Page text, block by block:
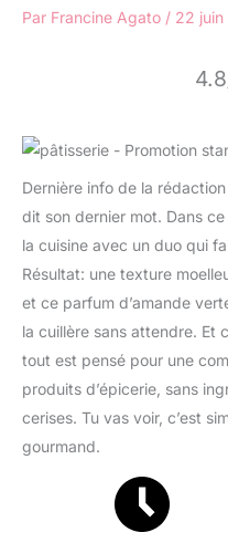
Par Francine Agato / 22
Dernière info de la
dit son dernier mot. Dans
la cuisine avec un duo qui
Résultat: une texture
et ce parfum d’amande
la cuillère sans attendre. Et
tout est pensé pour une
produits d’épicerie, sans
cerises. Tu vas voir, c’est
gourmand.